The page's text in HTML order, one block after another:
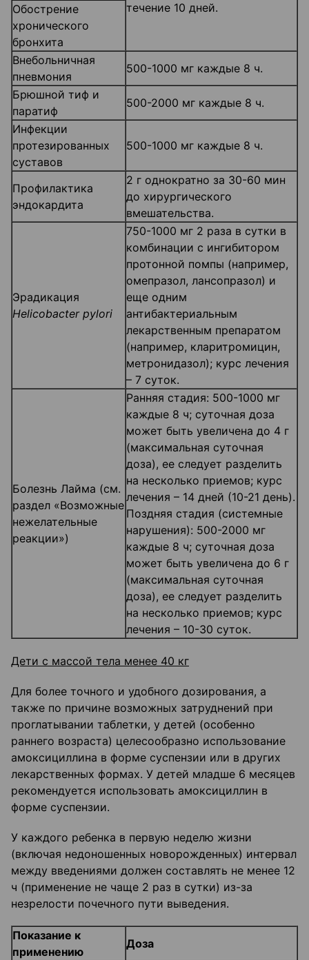
течение 10 дней.
Обострение
хронического
бронхита
Внебольничная
пневмония
500-1000 мг каждые 8 ч.
Брюшной тиф и
паратиф
500-2000 мг каждые 8 ч.
Инфекции
протезированных
суставов
500-1000 мг каждые 8 ч.
Профилактика
эндокардита
2 г однократно за 30-60 мин
до хирургического
вмешательства.
Эрадикация
Helicobacter pylori
750-1000 мг 2 раза в сутки в
комбинации с ингибитором
протонной помпы (например,
омепразол, лансопразол) и
еще одним
антибактериальным
лекарственным препаратом
(например, кларитромицин,
метронидазол); курс лечения
– 7 суток.
Болезнь Лайма (см.
раздел «Возможные
нежелательные
реакции»)
Ранняя стадия: 500-1000 мг
каждые 8 ч; суточная доза
может быть увеличена до 4 г
(максимальная суточная
доза), ее следует разделить
на несколько приемов; курс
лечения – 14 дней (10-21 день).
Поздняя стадия (системные
нарушения): 500-2000 мг
каждые 8 ч; суточная доза
может быть увеличена до 6 г
(максимальная суточная
доза), ее следует разделить
на несколько приемов; курс
лечения – 10-30 суток.
Дети с массой тела менее 40 кг
Для более точного и удобного дозирования, а
также по причине возможных затруднений при
проглатывании таблетки, у детей (особенно
раннего возраста) целесообразно использование
амоксициллина в форме суспензии или в других
лекарственных формах. У детей младше 6 месяцев
рекомендуется использовать амоксициллин в
форме суспензии.
У каждого ребенка в первую неделю жизни
(включая недоношенных новорожденных) интервал
между введениями должен составлять не менее 12
ч (применение не чаще 2 раз в сутки) из-за
незрелости почечного пути выведения.
Показание к
применению
Доза